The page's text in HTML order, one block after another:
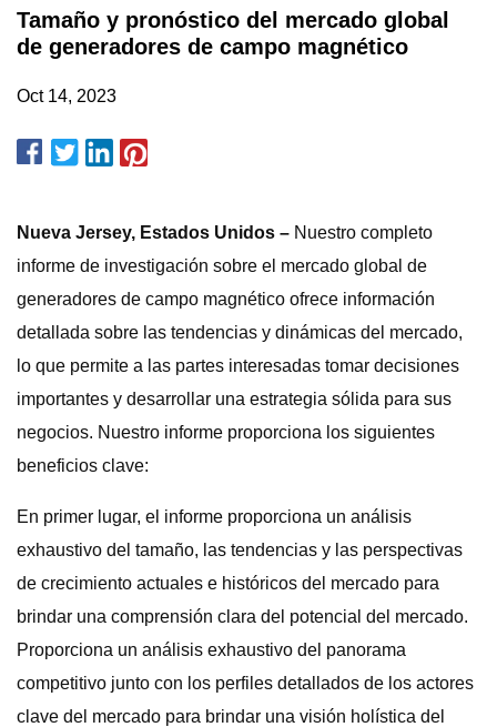
Tamaño y pronóstico del mercado global
de generadores de campo magnético
Oct 14, 2023
Nueva Jersey, Estados Unidos – Nuestro completo
informe de investigación sobre el mercado global de
generadores de campo magnético ofrece información
detallada sobre las tendencias y dinámicas del mercado,
lo que permite a las partes interesadas tomar decisiones
importantes y desarrollar una estrategia sólida para sus
negocios. Nuestro informe proporciona los siguientes
beneficios clave:
En primer lugar, el informe proporciona un análisis
exhaustivo del tamaño, las tendencias y las perspectivas
de crecimiento actuales e históricos del mercado para
brindar una comprensión clara del potencial del mercado.
Proporciona un análisis exhaustivo del panorama
competitivo junto con los perfiles detallados de los actores
clave del mercado para brindar una visión holística del